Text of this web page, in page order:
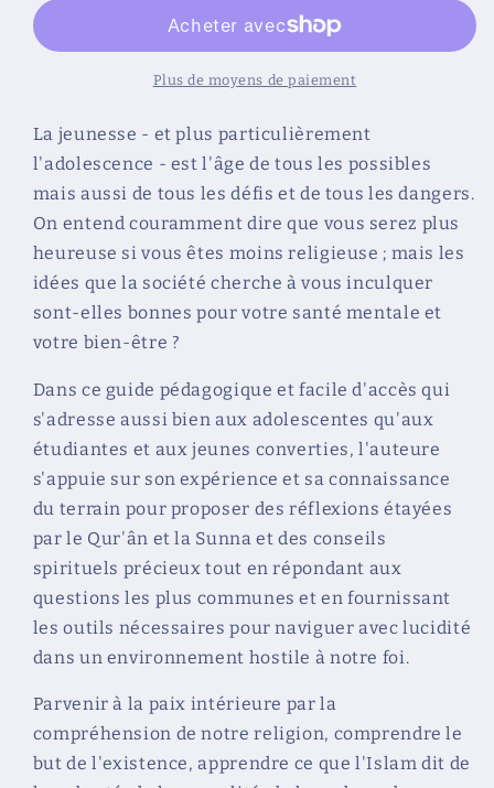
guide
la
-
Un
mode
d&#39;emploi
spirituel
et
pédagogique
pour
les
jeunes
musulmanes
de
la
jeune
-
mode
d&#39;emploi
spirituel
et
pédagogique
les
jeunes
musulmanes
Plus de moyens de paiement
La jeunesse - et plus particulièrement
l'adolescence - est l'âge de tous les possibles
mais aussi de tous les défis et de tous les dangers.
On entend couramment dire que vous serez plus
heureuse si vous êtes moins religieuse ; mais les
idées que la société cherche à vous inculquer
sont-elles bonnes pour votre santé mentale et
votre bien-être ?
Dans ce guide pédagogique et facile d'accès qui
s'adresse aussi bien aux adolescentes qu'aux
étudiantes et aux jeunes converties, l'auteure
s'appuie sur son expérience et sa connaissance
du terrain pour proposer des réflexions étayées
par le Qur'ân et la Sunna et des conseils
spirituels précieux tout en répondant aux
questions les plus communes et en fournissant
les outils nécessaires pour naviguer avec lucidité
dans un environnement hostile à notre foi.
Parvenir à la paix intérieure par la
compréhension de notre religion, comprendre le
but de l'existence, apprendre ce que l'Islam dit de